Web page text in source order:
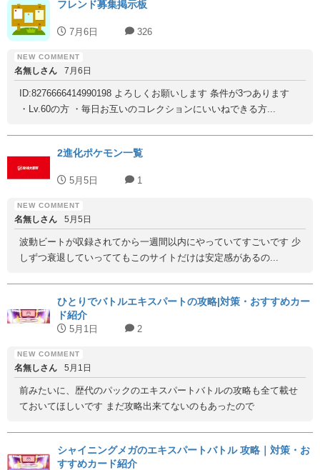
フレンド募集掲示板
7月6日 326
名無しさん 7月6日
ID:8276666414990198 よろしくお願いします 条件が3つあります
・Lv.60の方 ・毎日お互いのコレクションにいいねできる方...
2進化ポケモン一覧
5月5日 1
名無しさん 5月5日
波動ビートが収録されてから一週間以内にやっていてすごいです 少
しずつ衰退していっててもこのサイトだけは安定感があるの...
ひとりでバトルエキスパートの攻略|対策・おすすめカー
ド紹介
5月1日 2
名無しさん 5月1日
前みたいに、歴代のパックのエキスパートバトルの攻略も全て載せ
ておいてほしいです まだ攻略出来てないのもあったので
シャイニングメガのエキスパートバトル 攻略｜対策・お
すすめカード紹介